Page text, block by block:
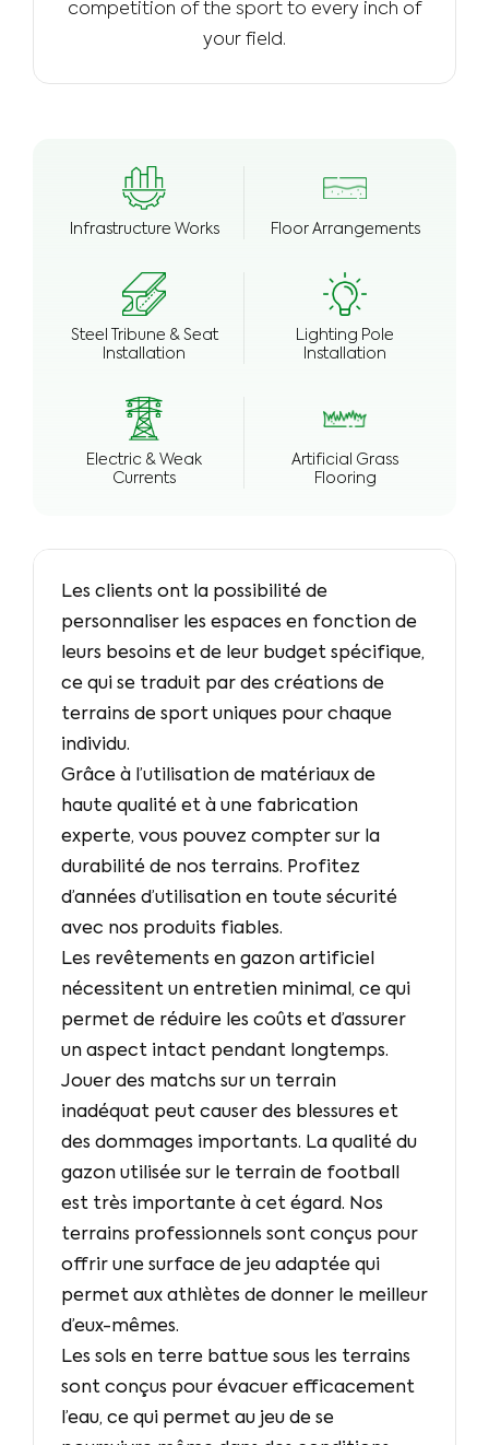
competition of the­ sport to every inch of
your field.
Infrastructure Works Floor Arrangements
Steel Tribune & Seat
Installation
Lighting Pole
Installation
Electric & Weak
Currents
Artificial Grass
Flooring
Les clients ont la possibilité de
personnaliser les espaces en fonction de
leurs besoins et de leur budget spécifique,
ce qui se traduit par des créations de
terrains de sport uniques pour chaque
individu.
Grâce à l’utilisation de matériaux de
haute qualité et à une fabrication
experte, vous pouvez compter sur la
durabilité de nos terrains. Profitez
d’années d’utilisation en toute sécurité
avec nos produits fiables.
Les revêtements en gazon artificiel
nécessitent un entretien minimal, ce qui
permet de réduire les coûts et d’assurer
un aspect intact pendant longtemps.
Jouer des matchs sur un terrain
inadéquat peut causer des blessures et
des dommages importants. La qualité du
gazon utilisée sur le terrain de football
est très importante à cet égard. Nos
terrains professionnels sont conçus pour
offrir une surface de jeu adaptée qui
permet aux athlètes de donner le meilleur
d’eux-mêmes.
Les sols en terre battue sous les terrains
sont conçus pour évacuer efficacement
l’eau, ce qui permet au jeu de se